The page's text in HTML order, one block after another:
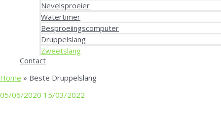
Nevelsproeier
Watertimer
Besproeiingscomputer
Druppelslang
Zweetslang
Contact
Home » Beste Druppelslang
05/06/2020 15/03/2022